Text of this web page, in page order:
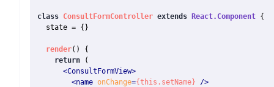
class ConsultFormController extends React.Component {
  state = {}
render( ) {
return (
<ConsultFormView>
<name onChange={this.setName} />